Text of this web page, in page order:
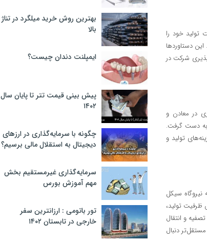
تولید خود را
دستاوردها
شرکت در
در معادن و
به دست گرفت.
تولید و
سیکل
ظرفیت تولید،
و انتقال
دنبال
بهترین روش خرید میلگرد در تناژ
بالا
ایمپلنت دندان چیست؟
پیش بینی قیمت تتر تا پایان سال
۱۴۰۲
چگونه با سرمایه‌گذاری در ارزهای
دیجیتال به استقلال مالی برسیم؟
سرمایه‌گذاری غیرمستقیم بخش
مهم آموزش بورس
تور باتومی : ارزانترین سفر
خارجی در تابستان ۱۴۰۲